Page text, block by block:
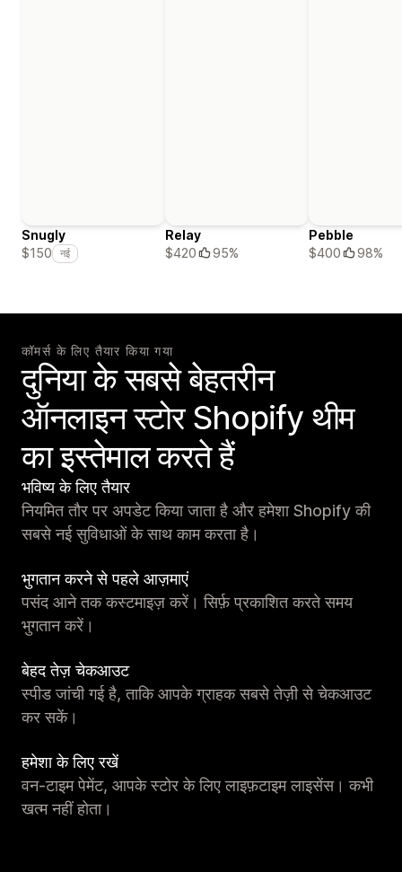
Snugly
$150
नई
Relay
$420
95%
Pebble
$400
98%
कॉमर्स के लिए तैयार किया गया
दुनिया के सबसे बेहतरीन
ऑनलाइन स्टोर Shopify थीम
का इस्तेमाल करते हैं
भविष्य के लिए तैयार
नियमित तौर पर अपडेट किया जाता है और हमेशा Shopify की
सबसे नई सुविधाओं के साथ काम करता है।
भुगतान करने से पहले आज़माएं
पसंद आने तक कस्टमाइज़ करें। सिर्फ़ प्रकाशित करते समय
भुगतान करें।
बेहद तेज़ चेकआउट
स्पीड जांची गई है, ताकि आपके ग्राहक सबसे तेज़ी से चेकआउट
कर सकें।
हमेशा के लिए रखें
वन-टाइम पेमेंट, आपके स्टोर के लिए लाइफ़टाइम लाइसेंस। कभी
खत्म नहीं होता।